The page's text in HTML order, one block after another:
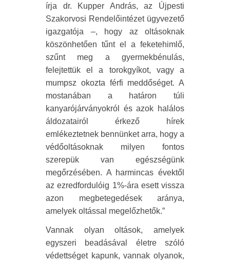
írja dr. Kupper András, az Újpesti
Szakorvosi Rendelőintézet ügyvezető
igazgatója –, hogy az oltásoknak
köszönhetően tűnt el a feketehimlő,
szűnt meg a gyermekbénulás,
felejtettük el a torokgyíkot, vagy a
mumpsz okozta férfi meddőséget. A
mostanában a határon túli
kanyarójárványokról és azok halálos
áldozatairól érkező hírek
emlékeztetnek bennünket arra, hogy a
védőoltásoknak milyen fontos
szerepük van egészségünk
megőrzésében. A harmincas évektől
az ezredfordulóig 1%-ára esett vissza
azon megbetegedések aránya,
amelyek oltással megelőzhetők.”
Vannak olyan oltások, amelyek
egyszeri beadásával életre szóló
védettséget kapunk, vannak olyanok,